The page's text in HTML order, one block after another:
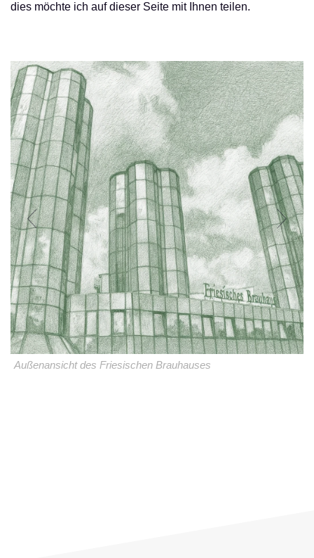
dies möchte ich auf dieser Seite mit Ihnen teilen.
Außenansicht des Friesischen Brauhauses